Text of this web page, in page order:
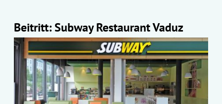
Beitritt: Subway Restaurant Vaduz